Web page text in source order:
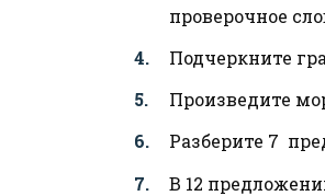
проверочное
Подчеркните
Произведите
Разберите 7
В 12